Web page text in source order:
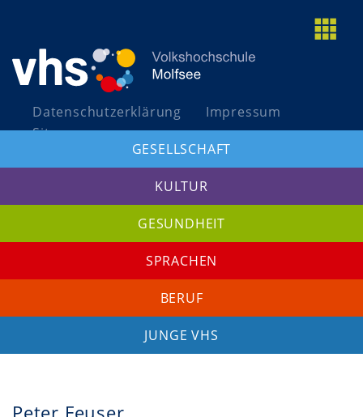
Datenschutzerklärung
Impressum
Sitemap
GESELLSCHAFT
KULTUR
GESUNDHEIT
SPRACHEN
BERUF
JUNGE VHS
Peter Feuser